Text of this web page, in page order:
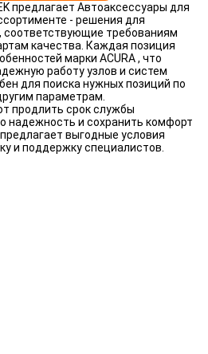
предлагает Автоаксессуары для
- решения для
соответствующие требованиям
качества. Каждая позиция
марки ACURA , что
работу узлов и систем
для поиска нужных позиций по
параметрам.
продлить срок службы
надежность и сохранить комфорт
выгодные условия
и поддержку специалистов.